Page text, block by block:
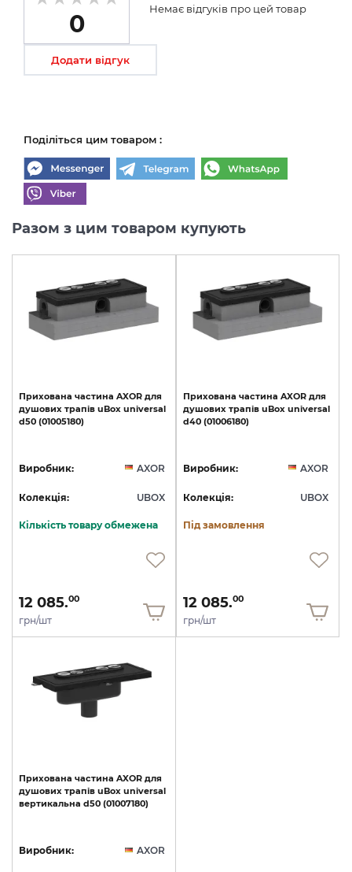
0
Немає відгуків про цей товар
Додати відгук
Поділіться цим товаром :
Разом з цим товаром купують
Прихована частина AXOR для
душових трапів uBox universal
d50 (01005180)
Виробник: AXOR
Колекція: UBOX
Кількість товару обмежена
12 085.00
грн/шт
Прихована частина AXOR для
душових трапів uBox universal
d40 (01006180)
Виробник: AXOR
Колекція: UBOX
Під замовлення
12 085.00
грн/шт
Прихована частина AXOR для
душових трапів uBox universal
вертикальна d50 (01007180)
Виробник: AXOR